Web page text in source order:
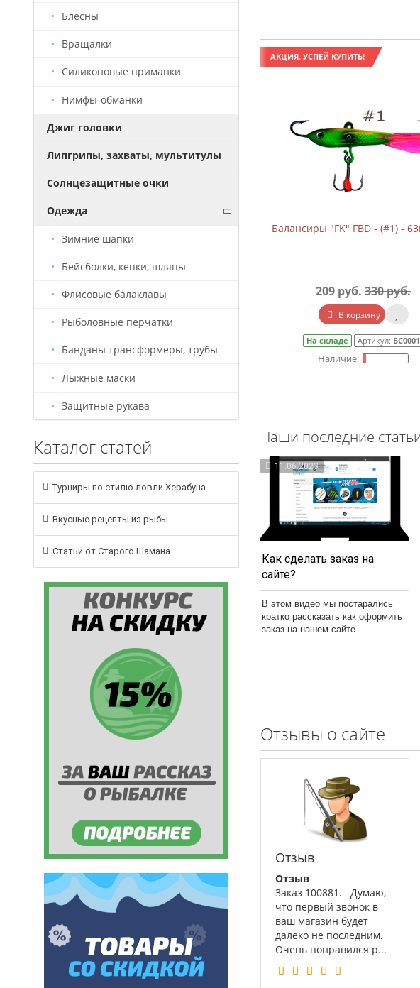
Блесны
Вращалки
Силиконовые приманки
Нимфы-обманки
Джиг головки
Липгрипы, захваты, мультитулы
Солнцезащитные очки
Одежда
Зимние шапки
Бейсболки, кепки, шляпы
Флисовые балаклавы
Рыболовные перчатки
Банданы трансформеры, трубы
Лыжные маски
Защитные рукава
Каталог статей
Турниры по стилю ловли Херабуна
Вкусные рецепты из рыбы
Статьи от Старого Шамана
209 руб.310 руб.
АКЦИЯ. УСПЕЙ КУПИТЬ!
Балансиры "FK" FBD - (#1) -
209 руб. 330 руб.
В корзину
На складе Артикул: БС0001
Наши последние
11.06.2023
Как сделать заказ на
сайте?
В этом видео мы постарались
кратко рассказать как оформить
заказ на нашем сайте.
Отзывы о сайте
Отзыв
Отзыв
Заказ 100881. Думаю,
что первый звонок в
ваш магазин будет
далеко не последним.
Очень понравился р...